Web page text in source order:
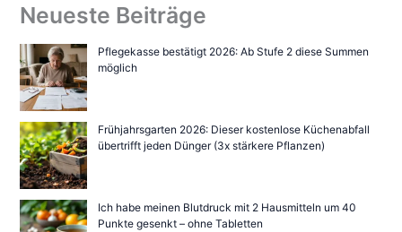
Neueste Beiträge
Pflegekasse bestätigt 2026: Ab Stufe 2 diese Summen
möglich
Frühjahrsgarten 2026: Dieser kostenlose Küchenabfall
übertrifft jeden Dünger (3x stärkere Pflanzen)
Ich habe meinen Blutdruck mit 2 Hausmitteln um 40
Punkte gesenkt – ohne Tabletten